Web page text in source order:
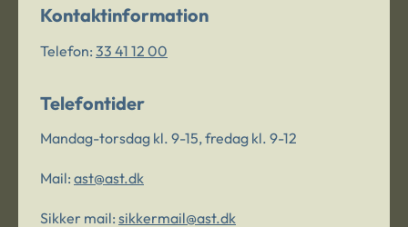
Kontaktinformation
Telefon: 33 41 12 00
Telefontider
Mandag-torsdag kl. 9-15, fredag kl. 9-12
Mail: ast@ast.dk
Sikker mail: sikkermail@ast.dk